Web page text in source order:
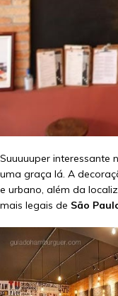
Suuuuuper interessante
uma graça lá. A
e urbano, além da
mais legais de São